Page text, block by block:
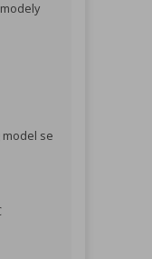
model se